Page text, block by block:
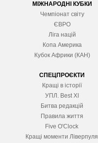
МІЖНАРОДНІ КУБКИ
Чемпіонат світу
ЄВРО
Ліга націй
Копа Америка
Кубок Африки (КАН)
СПЕЦПРОЄКТИ
Кращі в історії
УПЛ. Best XІ
Битва редакцій
Правила життя
Five O'Clock
Кращі моменти Ліверпуля